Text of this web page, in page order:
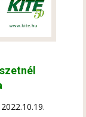
2022.10.19.